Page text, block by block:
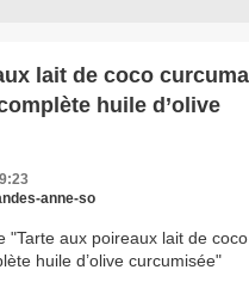
lait de coco
huile d’olive
anne-so